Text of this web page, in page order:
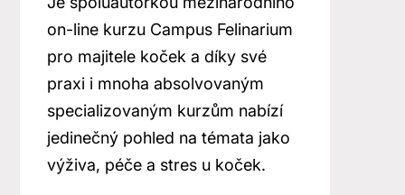
on-line kurzu Campus Felinarium
pro majitele koček a díky své
praxi i mnoha absolvovaným
specializovaným kurzům nabízí
jedinečný pohled na témata jako
výživa, péče a stres u koček.